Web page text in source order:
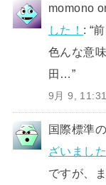
momono
した！ : “
色んな意
田…”
9月 9, 11:31
国際標準
ざいました
ですが、